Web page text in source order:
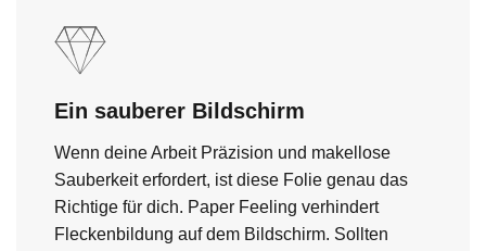
Ein sauberer Bildschirm
Wenn deine Arbeit Präzision und makellose
Sauberkeit erfordert, ist diese Folie genau das
Richtige für dich. Paper Feeling verhindert
Fleckenbildung auf dem Bildschirm. Sollten